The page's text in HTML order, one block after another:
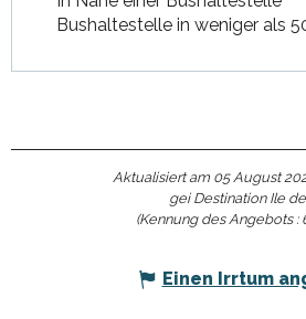
Bushaltestelle in weniger als
Aktualisiert am 05 August
gei Destination Ile
(Kennung des Angebots :
Einen Irrtum